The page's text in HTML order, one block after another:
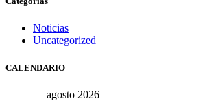
Noticias
Uncategorized
CALENDARIO
agosto 2026